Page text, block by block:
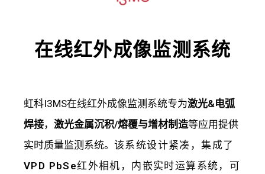
在线红外成像监测系统
虹科I3MS在线红外成像监测系统专为激光&电弧
焊接， 激光金属沉积/熔覆与增材制造等应用提供
实时质量监测系统。 该系统设计紧凑，集成了
VPD PbSe红外相机，内嵌实时运算系统，可